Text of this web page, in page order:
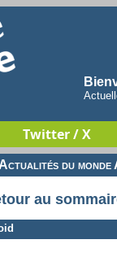
Twitter / X
Actualités du monde
au